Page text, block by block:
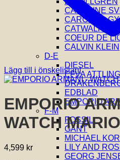
CAROLINE
CAROLINA
CATWALK
COEUR DE
CALVIN KLEIN
D-E
DIESEL
EFVA ATTLING
EDBLAD
EMPORIO
F-M
FOSSIL
GANT
MICHAEL
LILY AND
GEORG
Lägg till i önskelistan!
EMPORIO
WATCH MARIO
4,599 kr